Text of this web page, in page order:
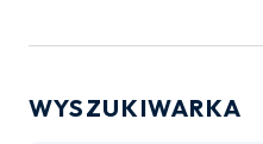
WYSZUKIWARKA